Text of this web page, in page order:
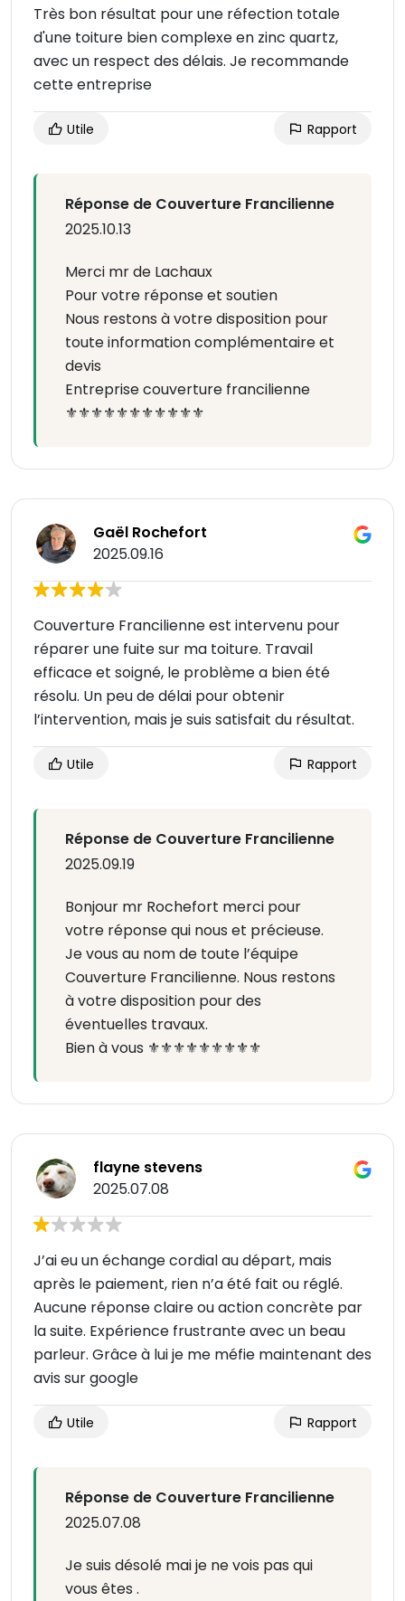
Très bon résultat pour une réfection totale
d'une toiture bien complexe en zinc quartz,
avec un respect des délais. Je recommande
cette entreprise
Utile Rapport
Réponse de Couverture Francilienne
2025.10.13
Merci mr de Lachaux
Pour votre réponse et soutien
Nous restons à votre disposition pour
toute information complémentaire et
devis
Entreprise couverture francilienne
⚜️⚜️⚜️⚜️⚜️⚜️⚜️⚜️⚜️⚜️⚜️
Gaël Rochefort
2025.09.16
Couverture Francilienne est intervenu pour
réparer une fuite sur ma toiture. Travail
efficace et soigné, le problème a bien été
résolu. Un peu de délai pour obtenir
l’intervention, mais je suis satisfait du résultat.
Utile Rapport
Réponse de Couverture Francilienne
2025.09.19
Bonjour mr Rochefort merci pour
votre réponse qui nous et précieuse.
Je vous au nom de toute l’équipe
Couverture Francilienne. Nous restons
à votre disposition pour des
éventuelles travaux.
Bien à vous ⚜️⚜️⚜️⚜️⚜️⚜️⚜️⚜️⚜️
flayne stevens
2025.07.08
J’ai eu un échange cordial au départ, mais
après le paiement, rien n’a été fait ou réglé.
Aucune réponse claire ou action concrète par
la suite. Expérience frustrante avec un beau
parleur. Grâce à lui je me méfie maintenant des
avis sur google
Utile Rapport
Réponse de Couverture Francilienne
2025.07.08
Je suis désolé mai je ne vois pas qui
vous êtes .